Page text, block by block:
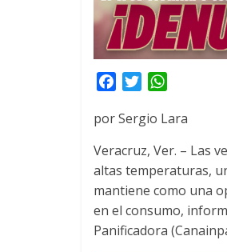
c
b
o
o
k
i
t
e
r
a
s
A
p
p
por Sergio Lara
Veracruz, Ver. – Las
altas temperaturas,
mantiene como una
en el consumo,
Panificadora